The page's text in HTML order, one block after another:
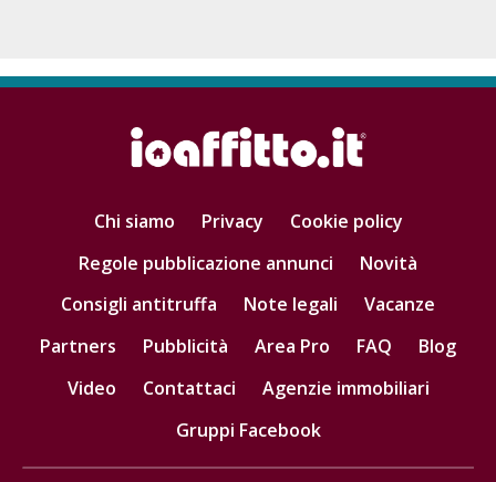
Chi siamo Privacy
Cookie policy
Regole pubblicazione annunci
Novità
Consigli antitruffa
Note legali
Vacanze
Partners
Pubblicità Area Pro FAQ
Blog
Video
Contattaci
Agenzie immobiliari
Gruppi Facebook